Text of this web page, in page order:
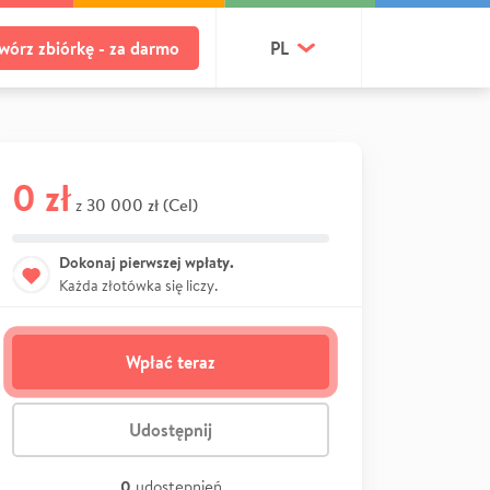
zbiórkę - za darmo PL
0 zł z 30 000 zł (Cel)
Dokonaj pierwszej wpłaty.
Każda złotówka się liczy.
Wpłać teraz
Udostępnij